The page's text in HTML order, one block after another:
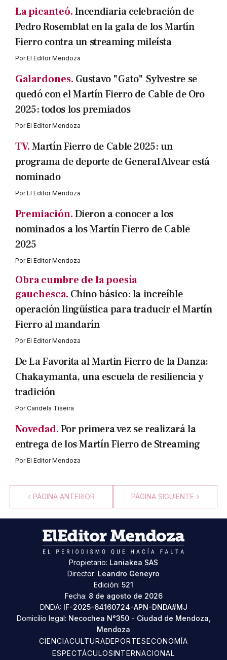
La picanteó.Incendiaria celebración de
Pedro Rosemblat en la gala de los Martín
Fierro contra un streaming mileísta
PorEl Editor Mendoza
Galardones. Gustavo "Gato" Sylvestre se
quedó con el Martín Fierro de Cable de Oro
2025: todos los premiados
PorEl Editor Mendoza
TV.Martín Fierro de Cable 2025: un
programa de deporte de General Alvear está
nominado
PorEl Editor Mendoza
Premiación.Dieron a conocer a los
nominados a los Martín Fierro de Cable
2025
PorEl Editor Mendoza
Obra cumbre de la poesía
gauchesca. Chino básico: la increíble
operación lingüística para traducir el Martín
Fierro al mandarín
PorEl Editor Mendoza
De La Favorita al Martin Fierro de la Danza:
Chakaymanta, una escuela de resiliencia y
tradición
PorCandela Tiseira
Novedad.Por primera vez se realizará la
entrega de los Martín Fierro de Streaming
PorEl Editor Mendoza
‹ PÁGINA ANTERIOR PÁGINA SIGUIENTE ›
Propietario: Laniakea SAS
Director: Leandro Geneyro
Edición: 521
Fecha: 8 de agosto de 2026
DNDA: IF-2025-64160724-APN-DNDA#MJ
Domicilio legal: Necochea N°350 - Ciudad de Mendoza,
Mendoza
CIENCIACULTURADEPORTESECONOMÍA
ESPECTÁCULOSINTERNACIONAL